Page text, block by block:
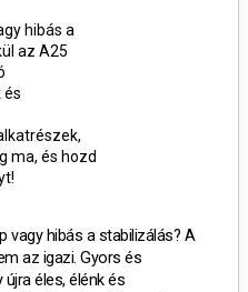
hibás a
az A25
és
ma, és hozd
vagy hibás a stabilizálás? A
az igazi. Gyors és
éles, élénk és